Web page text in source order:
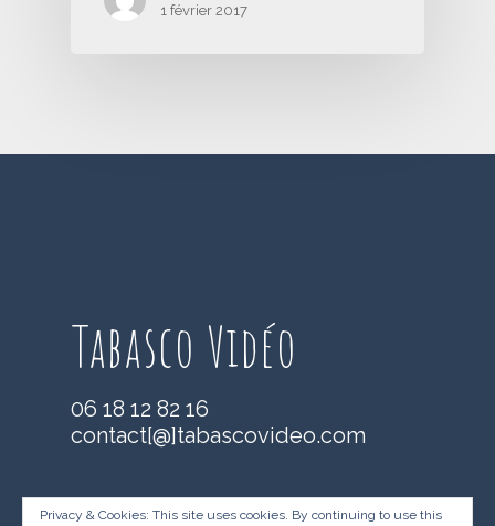
1 février 2017
Tabasco Vidéo
06 18 12 82 16
contact[@]tabascovideo.com
Privacy & Cookies: This site uses cookies. By continuing to use this